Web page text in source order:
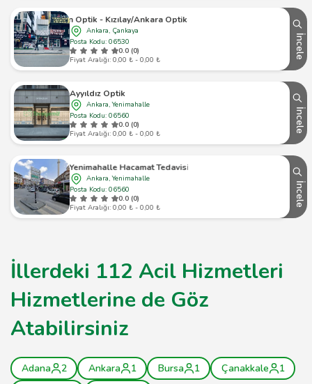
Eren Optik - Kızılay/Ankara Optik&Lens
Ankara, Çankaya
Posta Kodu: 06530
0.0 (0)
Fiyat Aralığı: 0,00 ₺ - 0,00 ₺
İncele
Ayyıldız Optik
Ankara, Yenimahalle
Posta Kodu: 06560
0.0 (0)
Fiyat Aralığı: 0,00 ₺ - 0,00 ₺
İncele
Yenimahalle Hacamat Tedavisi
Ankara, Yenimahalle
Posta Kodu: 06560
0.0 (0)
Fiyat Aralığı: 0,00 ₺ - 0,00 ₺
İncele
İllerdeki 112 Acil Hizmetleri
Hizmetlerine de Göz
Atabilirsiniz
Adana 2 Ankara 1 Bursa 1 Çanakkale
1